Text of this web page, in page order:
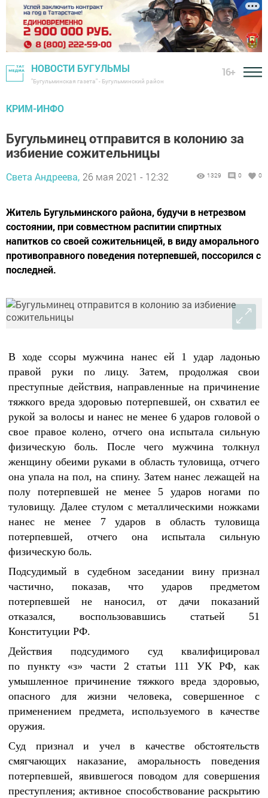
НОВОСТИ БУГУЛЬМЫ
"Бугульминская газета" - Бугульминский район
16+
КРИМ-ИНФО
Бугульминец отправится в колонию за
избиение сожительницы
Света Андреева, 26 мая 2021 - 12:32 1329 0 0
Житель Бугульминского района, будучи в нетрезвом
состоянии, при совместном распитии спиртных
напитков со своей сожительницей, в виду аморального
противоправного поведения потерпевшей, поссорился с
последней.
В ходе ссоры мужчина нанес ей 1 удар ладонью
правой руки по лицу. Затем, продолжая свои
преступные действия, направленные на причинение
тяжкого вреда здоровью потерпевшей, он схватил ее
рукой за волосы и нанес не менее 6 ударов головой о
свое правое колено, отчего она испытала сильную
физическую боль. После чего мужчина толкнул
женщину обеими руками в область туловища, отчего
она упала на пол, на спину. Затем нанес лежащей на
полу потерпевшей не менее 5 ударов ногами по
туловищу. Далее стулом с металлическими ножками
нанес не менее 7 ударов в область туловища
потерпевшей, отчего она испытала сильную
физическую боль.
Подсудимый в судебном заседании вину признал
частично, показав, что ударов предметом
потерпевшей не наносил, от дачи показаний
отказался, воспользовавшись статьей 51
Конституции РФ.
Действия подсудимого суд квалифицировал
по пункту «з» части 2 статьи 111 УК РФ, как
умышленное причинение тяжкого вреда здоровью,
опасного для жизни человека, совершенное с
применением предмета, используемого в качестве
оружия.
Суд признал и учел в качестве обстоятельств
смягчающих наказание, аморальность поведения
потерпевшей, явившегося поводом для совершения
преступления; активное способствование раскрытию